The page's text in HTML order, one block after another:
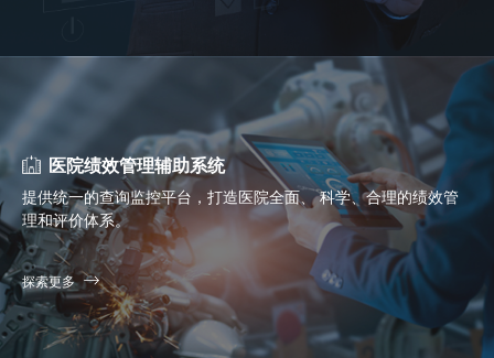
医院绩效管理辅助系统
提供统一的查询监控平台，打造医院全面、 科学、合理的绩效管
理和评价体系。
探索更多